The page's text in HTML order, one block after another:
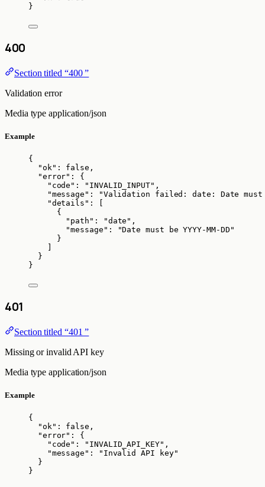
}
400
Section titled “400 ”
Validation error
Media type application/json
Example
{
"ok" : false ,
"error" : {
"code" : " INVALID_INPUT" ,
"message" : "Validation failed: date: Date must be
"details" : [
{
"path" : "date " ,
"message" : "Date must be YYYY-MM-DD "
}
}
}
401
Section titled “401 ”
Missing or invalid API key
Media type application/json
Example
{
"ok" : false ,
"error" : {
"code" : " INVALID_API_KEY" ,
"message" : " Invalid API key"
}
}